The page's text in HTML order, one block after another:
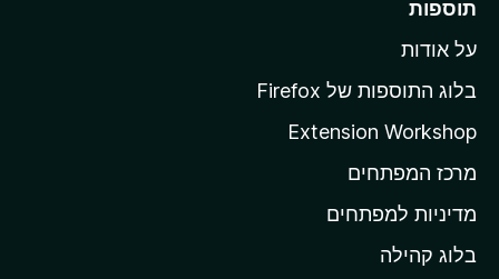
ד
ף
ב
י
ת
ל
תוספות
על אודות
בלוג התוספות של Firefox
Extension Workshop
מרכז המפתחים
מדיניות למפתחים
בלוג קהילה